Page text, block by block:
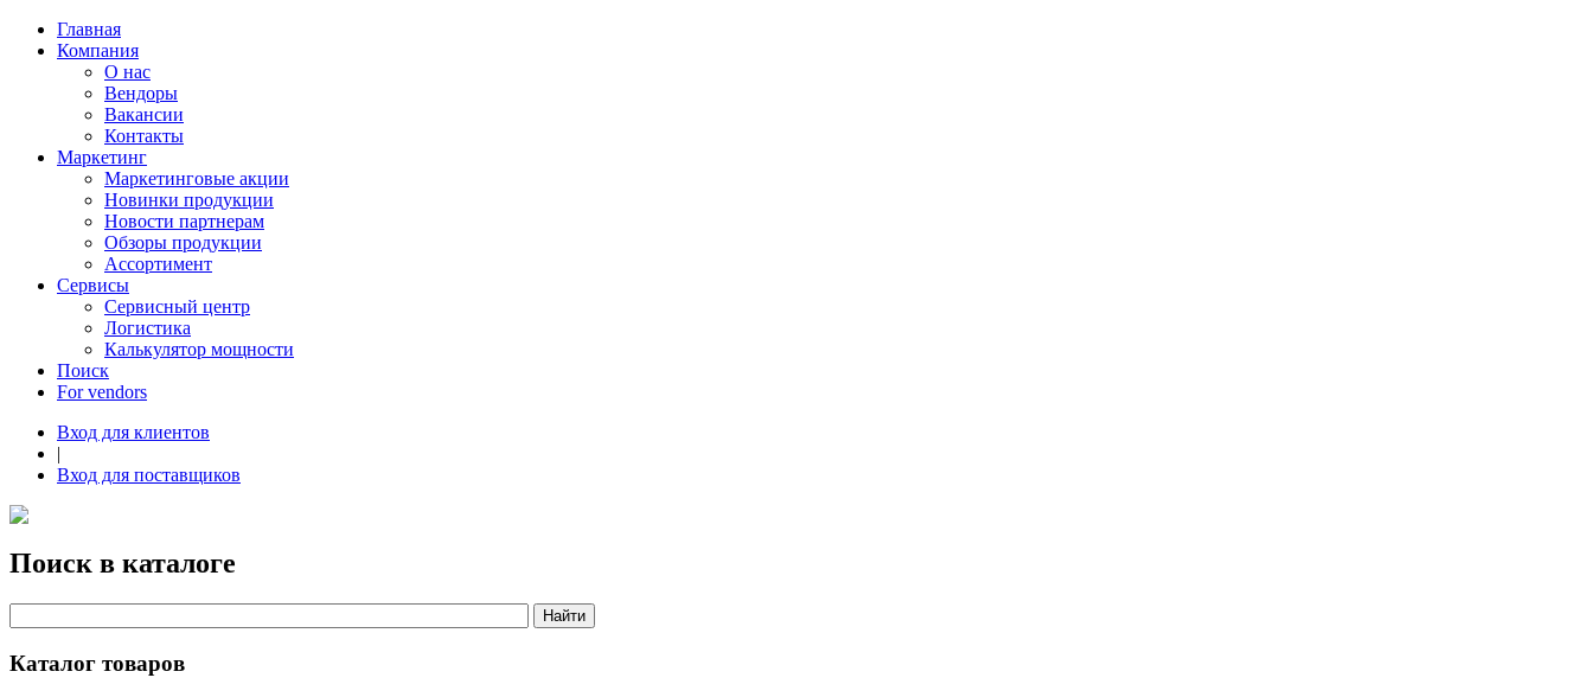
Главная
Компания
О нас
Вендоры
Вакансии
Контакты
Маркетинг
Маркетинговые акции
Новинки продукции
Новости партнерам
Обзоры продукции
Ассортимент
Сервисы
Сервисный центр
Логистика
Калькулятор мощности
Поиск
For vendors
Вход для клиентов
|
Вход для поставщиков
Поиск в каталоге
Каталог товаров